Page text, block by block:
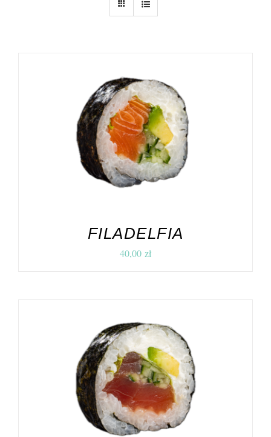
DODAJ DO KOSZYKA / SZCZEGÓŁY
FILADELFIA
40,00 zł
DODAJ DO KOSZYKA / SZCZEGÓŁY